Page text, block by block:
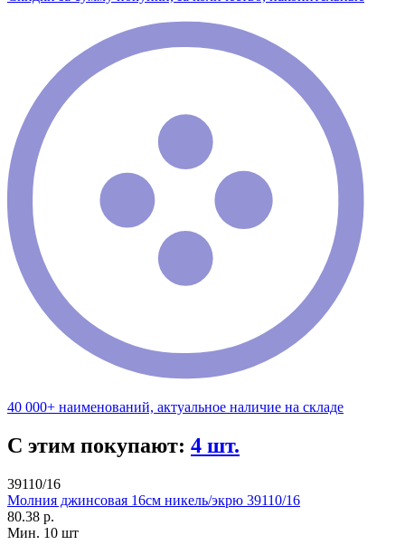
40 000+ наименований, актуальное наличие на складе
С этим покупают: 4 шт.
39110/16
Молния джинсовая 16см никель/экрю 39110/16
80.38 р.
Мин. 10 шт